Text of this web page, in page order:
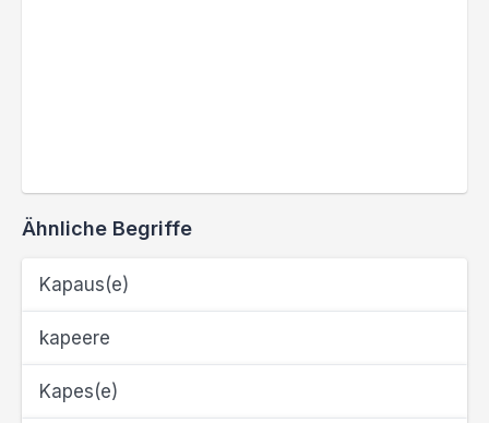
Ähnliche Begriffe
Kapaus(e)
kapeere
Kapes(e)